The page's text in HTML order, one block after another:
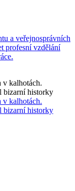
a veřejnosprávních
profesní vzdělání
v kalhotách.
bizarní historky
v kalhotách.
bizarní historky